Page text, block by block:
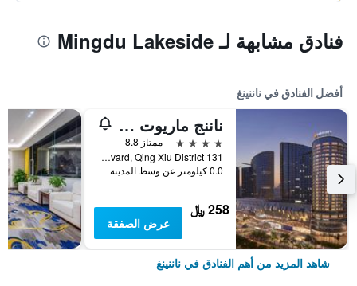
فنادق مشابهة لـ Mingdu Lakeside
أفضل الفنادق في ناننينغ
ناننج ماريوت هوتل
4 نجوم
ممتاز 8.8
131 Min Zu Boulevard, Qing Xiu District, ناننينغ, الصين
0.0 كيلومتر عن وسط المدينة
258 ﷼
عرض الصفقة
شاهد المزيد من أهم الفنادق في ناننينغ